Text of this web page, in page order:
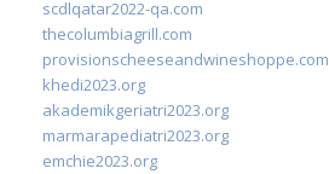
scdlqatar2022-qa.com
thecolumbiagrill.com
provisionscheeseandwineshoppe.com
khedi2023.org
akademikgeriatri2023.org
marmarapediatri2023.org
emchie2023.org